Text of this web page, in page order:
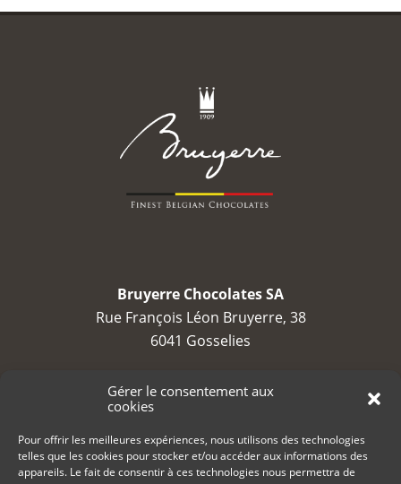
Gérer le consentement aux
cookies
Pour offrir les meilleures expériences, nous utilisons des technologies
telles que les cookies pour stocker et/ou accéder aux informations des
appareils. Le fait de consentir à ces technologies nous permettra de
Bruyerre Chocolates SA
Rue François Léon Bruyerre, 38
6041 Gosselies
TVA : BE 0688 794 525
contact@bruyerre.eu
+32 (0)71 23 23 80